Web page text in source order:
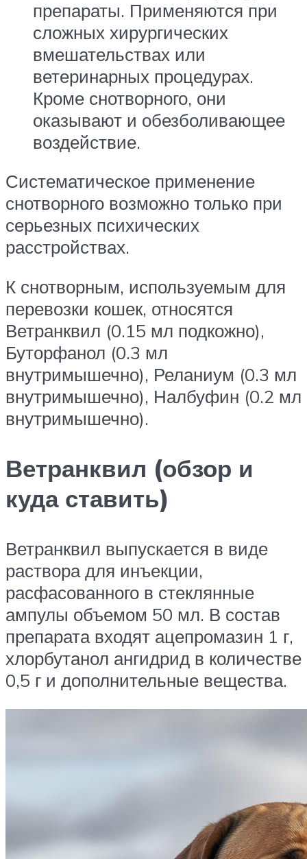
препараты. Применяются при
сложных хирургических
вмешательствах или
ветеринарных процедурах.
Кроме снотворного, они
оказывают и обезболивающее
воздействие.
Систематическое применение
снотворного возможно только при
серьезных психических
расстройствах.
К снотворным, используемым для
перевозки кошек, относятся
Ветранквил (0.15 мл подкожно),
Буторфанол (0.3 мл
внутримышечно), Реланиум (0.3 мл
внутримышечно), Налбуфин (0.2 мл
внутримышечно).
Ветранквил (обзор и
куда ставить)
Ветранквил выпускается в виде
раствора для инъекции,
расфасованного в стеклянные
ампулы объемом 50 мл. В состав
препарата входят ацепромазин 1 г,
хлорбутанол ангидрид в количестве
0,5 г и дополнительные вещества.